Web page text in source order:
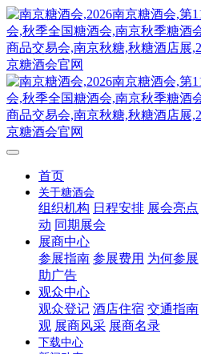
首页
关于糖酒会
组织机构 日程安排 展会亮点
动 同期展会
展商中心
参展指南 参展费用 为何参展
助广告
观众中心
观众登记 酒店住宿 交通指南
观 展商风采 展商名录
下载中心